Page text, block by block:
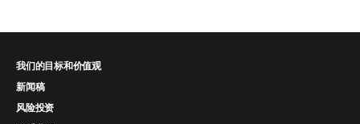
我们的目标和价值观
新闻稿
风险投资